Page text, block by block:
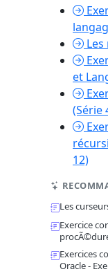
et
(Série
12)
Les
Exercice
Exercices
Oracle -